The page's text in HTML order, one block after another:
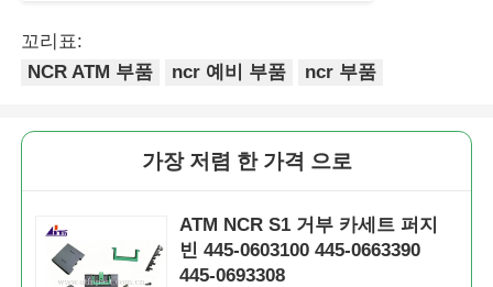
꼬리표:
NCR ATM 부품
ncr 예비 부품 ncr 부품
가장 저렴 한 가격 으로
ATM NCR S1 거부 카세트 퍼지
빈 445-0603100 445-0663390
445-0693308